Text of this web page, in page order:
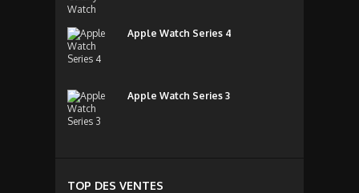
Apple Watch Series 4
Apple Watch Series 3
TOP DES VENTES